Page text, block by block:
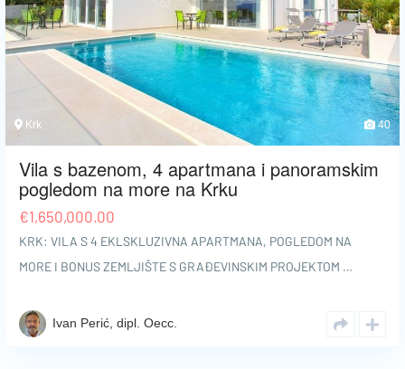
Krk 40
Vila s bazenom, 4 apartmana i panoramskim
pogledom na more na Krku
€1,650,000.00
KRK: VILA S 4 EKLSKLUZIVNA APARTMANA, POGLEDOM NA
MORE I BONUS ZEMLJIŠTE S GRAĐEVINSKIM PROJEKTOM …
Ivan Perić, dipl. Oecc.